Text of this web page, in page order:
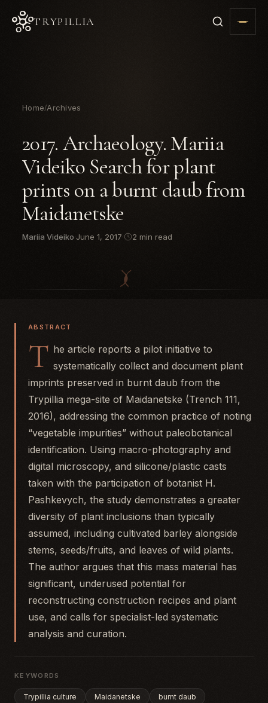
TRYPILLIA
Home/Archives
2017. Archaeology. Mariia
Videiko Search for plant
prints on a burnt daub from
Maidanetske
Mariia Videiko·June 1, 2017· 2 min read
ABSTRACT
T he article reports a pilot initiative to
systematically collect and document plant
imprints preserved in burnt daub from the
Trypillia mega-site of Maidanetske (Trench 111,
2016), addressing the common practice of noting
“vegetable impurities” without paleobotanical
identification. Using macro-photography and
digital microscopy, and silicone/plastic casts
taken with the participation of botanist H.
Pashkevych, the study demonstrates a greater
diversity of plant inclusions than typically
assumed, including cultivated barley alongside
stems, seeds/fruits, and leaves of wild plants.
The author argues that this mass material has
significant, underused potential for
reconstructing construction recipes and plant
use, and calls for specialist-led systematic
analysis and curation.
KEYWORDS
Trypillia culture Maidanetske
burnt daub